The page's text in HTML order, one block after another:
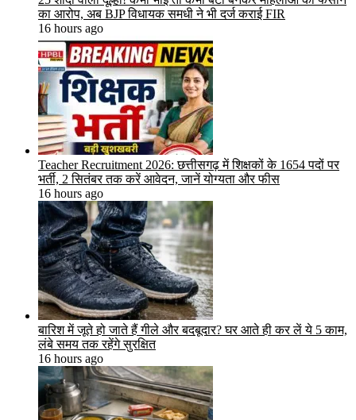
का आरोप, अब BJP विधायक समधी ने भी दर्ज कराई FIR
16 hours ago
Teacher Recruitment 2026: छत्तीसगढ़ में शिक्षकों के 1654 पदों पर
भर्ती, 2 सितंबर तक करें आवेदन, जानें योग्यता और फीस
16 hours ago
बारिश में जूते हो जाते हैं गीले और बदबूदार? घर आते ही कर लें ये 5 काम,
लंबे समय तक रहेंगे सुरक्षित
16 hours ago